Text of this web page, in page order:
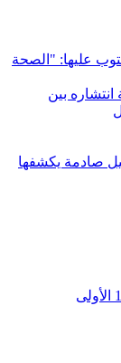
انتشاره بين
صادمة يكشفها